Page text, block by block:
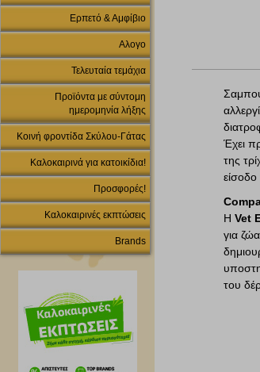
Ερπετό & Αμφίβιο
Αλογο
Τελευταία τεμάχια
Προϊόντα με σύντομη
ημερομηνία λήξης
Κοινή φροντίδα Σκύλου-Γάτας
Καλοκαιρινά για κατοικίδια!
Προσφορές!
Καλοκαιρινές εκπτώσεις
Brands
Έχει
της
ΗVet
για
του